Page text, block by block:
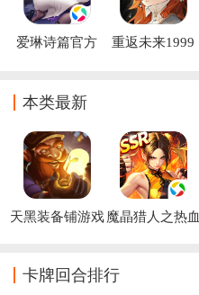
爱琳诗篇官方
重返未来1999
本类最新
天黑装备铺游戏魔晶猎人之热血
卡牌回合排行